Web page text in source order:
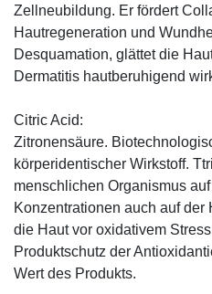
Zellneubildung. Er fördert
Hautregeneration und
Desquamation, glättet die
Dermatitis hautberuhigend
Citric Acid:
Zitronensäure.
körperidentischer Wirkstoff.
menschlichen Organismus
Konzentrationen auch auf der
die Haut vor oxidativem
Produktschutz der
Wert des Produkts.